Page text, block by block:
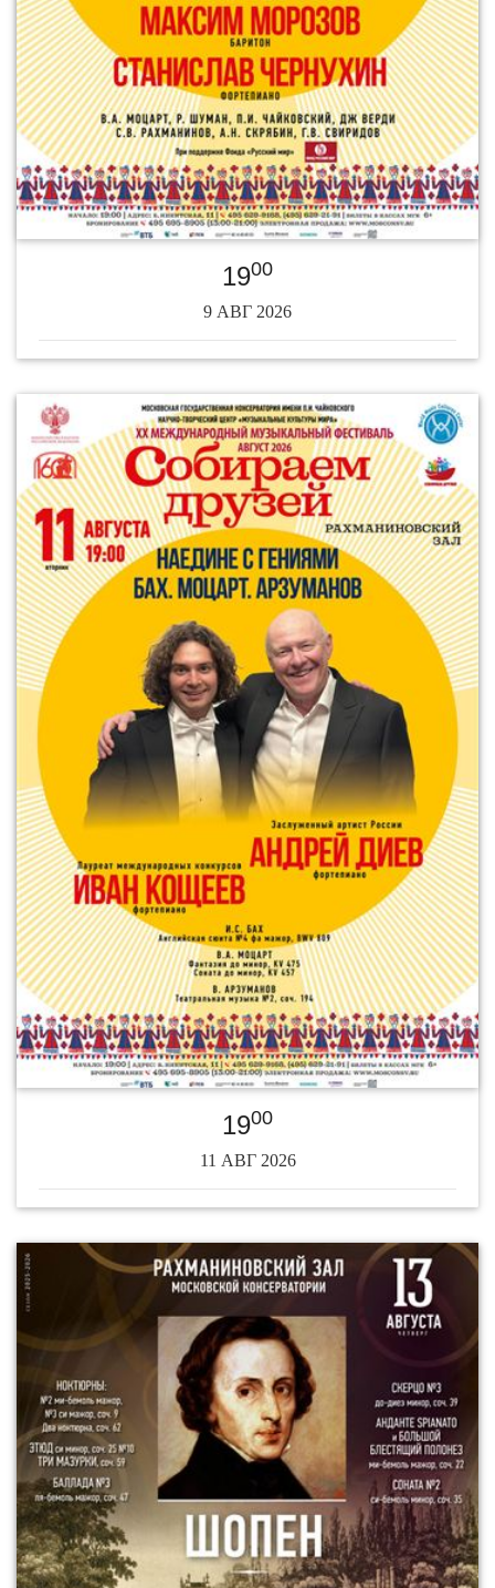
1900
9 АВГ 2026
1900
11 АВГ 2026